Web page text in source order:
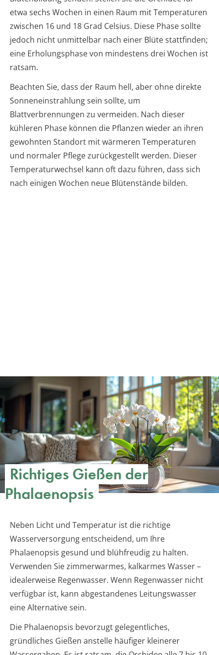
etwa sechs Wochen in einen Raum mit Temperaturen
zwischen 16 und 18 Grad Celsius. Diese Phase sollte
jedoch nicht unmittelbar nach einer Blüte stattfinden;
eine Erholungsphase von mindestens drei Wochen ist
ratsam.
Beachten Sie, dass der Raum hell, aber ohne direkte
Sonneneinstrahlung sein sollte, um
Blattverbrennungen zu vermeiden. Nach dieser
kühleren Phase können die Pflanzen wieder an ihren
gewohnten Standort mit wärmeren Temperaturen
und normaler Pflege zurückgestellt werden. Dieser
Temperaturwechsel kann oft dazu führen, dass sich
nach einigen Wochen neue Blütenstände bilden.
Richtiges Gießen der
Phalaenopsis
Neben Licht und Temperatur ist die richtige
Wasserversorgung entscheidend, um Ihre
Phalaenopsis gesund und blühfreudig zu halten.
Verwenden Sie zimmerwarmes, kalkarmes Wasser –
idealerweise Regenwasser. Wenn Regenwasser nicht
verfügbar ist, kann abgestandenes Leitungswasser
eine Alternative sein.
Die Phalaenopsis bevorzugt gelegentliches,
gründliches Gießen anstelle häufiger kleinerer